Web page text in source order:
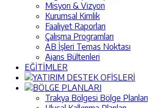
Misyon & Vizyon
Kurumsal Kimlik
Faaliyet Raporları
Çalışma Programları
AB İşleri Temas Noktası
Ajans Bültenleri
EĞİTİMLER
YATIRIM DESTEK OFİSLERİ
BÖLGE PLANLARI
Trakya Bölgesi Bölge Planları